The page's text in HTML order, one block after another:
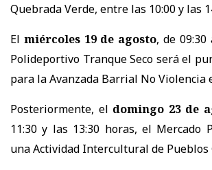
Quebrada Verde, entre las 10:00 y las
El miércoles 19 de agosto, de 09:30
Polideportivo Tranque Seco será el
para la Avanzada Barrial No Violencia
Posteriormente, el domingo 23 de
11:30 y las 13:30 horas, el Mercado
una Actividad Intercultural de